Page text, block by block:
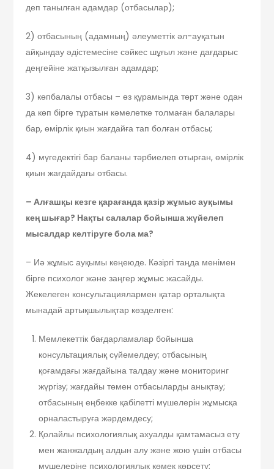
деп танылған адамдар (отбасылар);
2) отбасының (адамның) әлеуметтік әл-ауқатын
айқындау әдістемесіне сәйкес шұғыл және дағдарыс
деңгейіне жатқызылған адамдар;
3) көпбалалы отбасы – өз құрамында төрт және одан
да көп бірге тұратын кәмелетке толмаған балалары
бар, өмірлік қиын жағдайға тап болған отбасы;
4) мүгедектігі бар баланы тәрбиелеп отырған, өмірлік
қиын жағдайдағы отбасы.
– Алғашқы кезге қарағанда қазір жұмыс ауқымы
кең шығар? Нақты салалар бойынша жүйелеп
мысалдар келтіруге бола ма?
– Иә жұмыс ауқымы кеңеюде. Кәзіргі таңда менімен
бірге психолог және заңгер жұмыс жасайды.
Жекелеген консультациялармен қатар орталықта
мынадай артықшылықтар көзделген:
Мемлекеттік бағдарламалар бойынша
консультациялық сүйемелдеу; отбасының
қоғамдағы жағдайына талдау және мониторинг
жүргізу; жағдайы төмен отбасыларды анықтау;
отбасының еңбекке қабілетті мүшелерін жұмысқа
орналастыруға жәрдемдесу;
Қолайлы психологиялық ахуалды қамтамасыз ету
мен жанжалдың алдын алу және жою үшін отбасы
мүшелеріне психологиялық көмек көрсету;